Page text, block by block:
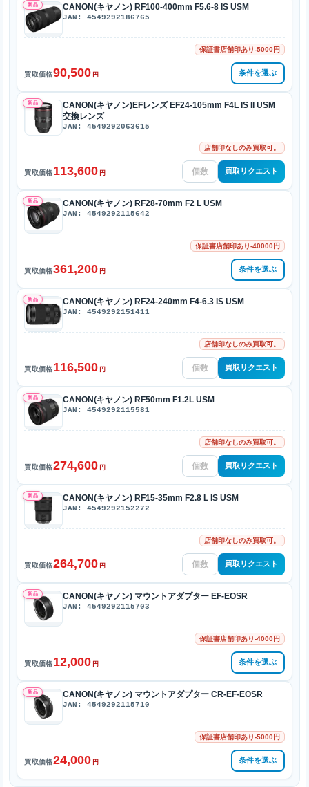
新品 CANON(キヤノン) RF100-400mm F5.6-8 IS USM
JAN: 4549292186765
保証書店舗印あり-5000円
買取価格90,500 円 条件を選ぶ
新品
CANON(キヤノン)EFレンズ EF24-105mm F4L IS II USM
交換レンズ
JAN: 4549292063615
店舗印なしのみ買取可。
買取価格113,600 円 買取リクエスト
新品 CANON(キヤノン) RF28-70mm F2 L USM
JAN: 4549292115642
保証書店舗印あり-40000円
買取価格361,200 円 条件を選ぶ
新品 CANON(キヤノン) RF24-240mm F4-6.3 IS USM
JAN: 4549292151411
店舗印なしのみ買取可。
買取価格116,500 円 買取リクエスト
新品 CANON(キヤノン) RF50mm F1.2L USM
JAN: 4549292115581
店舗印なしのみ買取可。
買取価格274,600 円 買取リクエスト
新品 CANON(キヤノン) RF15-35mm F2.8 L IS USM
JAN: 4549292152272
店舗印なしのみ買取可。
買取価格264,700 円 買取リクエスト
新品 CANON(キヤノン) マウントアダプター EF-EOSR
JAN: 4549292115703
保証書店舗印あり-4000円
買取価格12,000 円 条件を選ぶ
新品 CANON(キヤノン) マウントアダプター CR-EF-EOSR
JAN: 4549292115710
保証書店舗印あり-5000円
買取価格24,000 円 条件を選ぶ